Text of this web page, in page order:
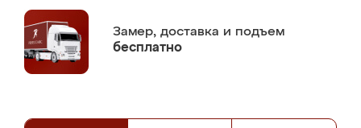
Замер, доставка и подъем
бесплатно